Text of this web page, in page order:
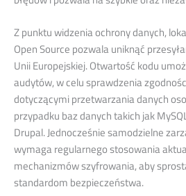
Z punktu widzenia ochrony danych,
Open Source pozwala uniknąć
Unii Europejskiej. Otwartość kodu
audytów, w celu sprawdzenia
dotyczącymi przetwarzania danych
przypadku baz danych takich jak
Drupal. Jednocześnie samodzielne
wymaga regularnego stosowania
mechanizmów szyfrowania, aby
standardom bezpieczeństwa.